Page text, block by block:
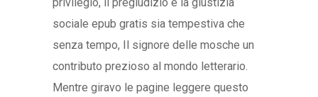
sociale epub gratis sia tempestiva che
senza tempo, Il signore delle mosche un
contributo prezioso al mondo letterario.
Mentre giravo le pagine leggere questo